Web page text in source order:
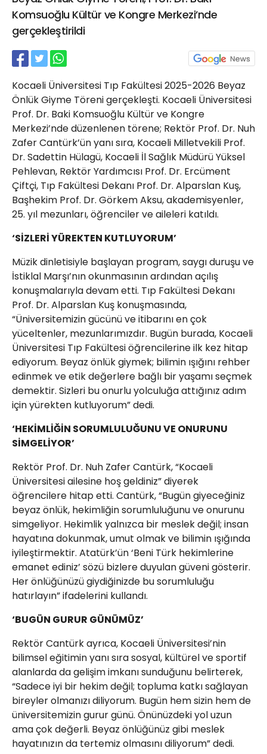
Komsuoğlu Kültür ve Kongre Merkezi’nde
gerçekleştirildi
Kocaeli Üniversitesi Tıp Fakültesi 2025-2026 Beyaz
Önlük Giyme Töreni gerçekleşti. Kocaeli Üniversitesi
Prof. Dr. Baki Komsuoğlu Kültür ve Kongre
Merkezi’nde düzenlenen törene; Rektör Prof. Dr. Nuh
Zafer Cantürk’ün yanı sıra, Kocaeli Milletvekili Prof.
Dr. Sadettin Hülagü, Kocaeli İl Sağlık Müdürü Yüksel
Pehlevan, Rektör Yardımcısı Prof. Dr. Ercüment
Çiftçi, Tıp Fakültesi Dekanı Prof. Dr. Alparslan Kuş,
Başhekim Prof. Dr. Görkem Aksu, akademisyenler,
25. yıl mezunları, öğrenciler ve aileleri katıldı.
‘SİZLERİ YÜREKTEN KUTLUYORUM’
Müzik dinletisiyle başlayan program, saygı duruşu ve
İstiklal Marşı’nın okunmasının ardından açılış
konuşmalarıyla devam etti. Tıp Fakültesi Dekanı
Prof. Dr. Alparslan Kuş konuşmasında,
“Üniversitemizin gücünü ve itibarını en çok
yüceltenler, mezunlarımızdır. Bugün burada, Kocaeli
Üniversitesi Tıp Fakültesi öğrencilerine ilk kez hitap
ediyorum. Beyaz önlük giymek; bilimin ışığını rehber
edinmek ve etik değerlere bağlı bir yaşamı seçmek
demektir. Sizleri bu onurlu yolculuğa attığınız adım
için yürekten kutluyorum” dedi.
‘HEKİMLİĞİN SORUMLULUĞUNU VE ONURUNU
SİMGELİYOR’
Rektör Prof. Dr. Nuh Zafer Cantürk, “Kocaeli
Üniversitesi ailesine hoş geldiniz” diyerek
öğrencilere hitap etti. Cantürk, “Bugün giyeceğiniz
beyaz önlük, hekimliğin sorumluluğunu ve onurunu
simgeliyor. Hekimlik yalnızca bir meslek değil; insan
hayatına dokunmak, umut olmak ve bilimin ışığında
iyileştirmektir. Atatürk’ün ‘Beni Türk hekimlerine
emanet ediniz’ sözü bizlere duyulan güveni gösterir.
Her önlüğünüzü giydiğinizde bu sorumluluğu
hatırlayın” ifadelerini kullandı.
‘BUGÜN GURUR GÜNÜMÜZ’
Rektör Cantürk ayrıca, Kocaeli Üniversitesi’nin
bilimsel eğitimin yanı sıra sosyal, kültürel ve sportif
alanlarda da gelişim imkanı sunduğunu belirterek,
“Sadece iyi bir hekim değil; topluma katkı sağlayan
bireyler olmanızı diliyorum. Bugün hem sizin hem de
üniversitemizin gurur günü. Önünüzdeki yol uzun
ama çok değerli. Beyaz önlüğünüz gibi meslek
hayatınızın da tertemiz olmasını diliyorum” dedi.
21 Gölcük
haber@golcukpostasi.com